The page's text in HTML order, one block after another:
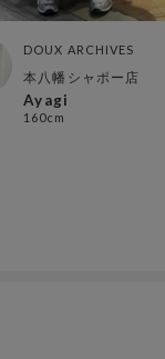
DOUX ARCHIVES
本八幡シャポー店
Ayagi
160cm